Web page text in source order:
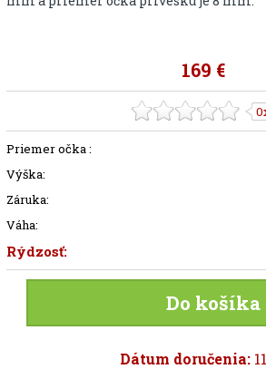
169 €
Priemer očka :
Výška:
Záruka:
Váha:
Rýdzosť:
Do košíka
Dátum doručenia: